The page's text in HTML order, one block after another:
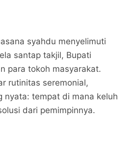
syahdu menyelimuti
santap takjil, Bupati
para tokoh masyarakat.
rutinitas seremonial,
nyata: tempat di mana keluh
dari pemimpinnya.